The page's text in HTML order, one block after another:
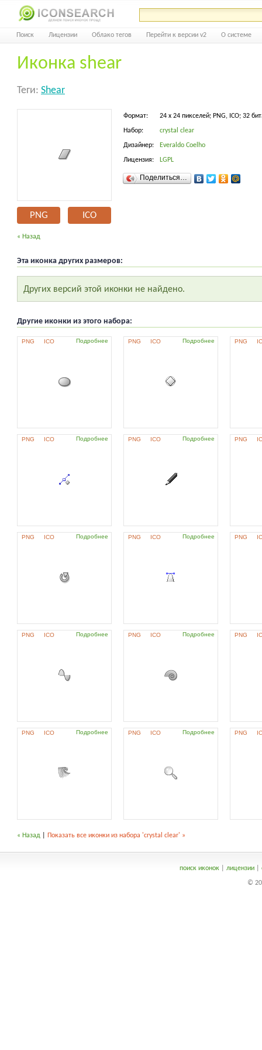
Поиск Лицензии Облако тегов Перейти к версии v2 О системе
Иконка shear
Теги: Shear
PNG ICO
Формат: 24 x 24 пикселей; PNG, ICO; 32
Набор: crystal clear
Дизайнер: Everaldo Coelho
Лицензия: LGPL
Поделиться…
« Назад
Эта иконка других размеров:
Других версий этой иконки не найдено.
Другие иконки из этого набора:
PNG ICO Подробнее PNG ICO Подробнее PNG
PNG ICO Подробнее PNG ICO Подробнее PNG
PNG ICO Подробнее PNG ICO Подробнее PNG
PNG ICO Подробнее PNG ICO Подробнее PNG
PNG ICO Подробнее PNG ICO Подробнее PNG
« Назад Показать все иконки из набора 'crystal clear' »
поиск иконок| лицензии|
©